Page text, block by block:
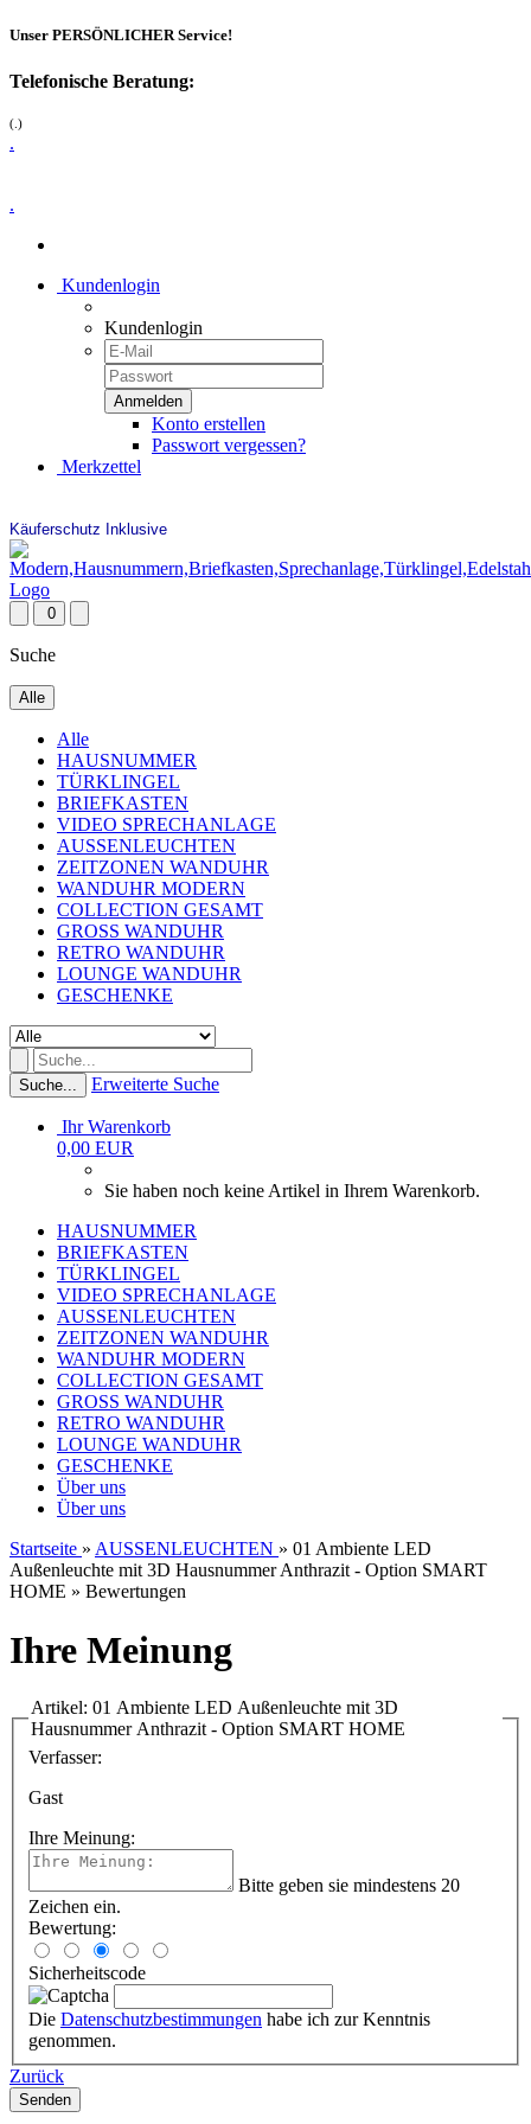
Unser PERSÖNLICHER Service!
Telefonische Beratung:
(.)
.
.
Kundenlogin
Kundenlogin
Konto erstellen
Passwort vergessen?
Merkzettel
Käuferschutz Inklusive
0
Suche
Alle
Alle
HAUSNUMMER
TÜRKLINGEL
BRIEFKASTEN
VIDEO SPRECHANLAGE
AUSSENLEUCHTEN
ZEITZONEN WANDUHR
WANDUHR MODERN
COLLECTION GESAMT
GROSS WANDUHR
RETRO WANDUHR
LOUNGE WANDUHR
GESCHENKE
Suche... Erweiterte Suche
Ihr Warenkorb
0,00 EUR
Sie haben noch keine Artikel in Ihrem Warenkorb.
HAUSNUMMER
BRIEFKASTEN
TÜRKLINGEL
VIDEO SPRECHANLAGE
AUSSENLEUCHTEN
ZEITZONEN WANDUHR
WANDUHR MODERN
COLLECTION GESAMT
GROSS WANDUHR
RETRO WANDUHR
LOUNGE WANDUHR
GESCHENKE
Über uns
Über uns
Startseite » AUSSENLEUCHTEN » 01 Ambiente LED
Außenleuchte mit 3D Hausnummer Anthrazit - Option SMART
HOME » Bewertungen
Ihre Meinung
Artikel: 01 Ambiente LED Außenleuchte mit 3D
Hausnummer Anthrazit - Option SMART HOME
Verfasser:
Gast
Ihre Meinung:
Bitte geben sie mindestens 20
Zeichen ein.
Bewertung:
Sicherheitscode
Die Datenschutzbestimmungen habe ich zur Kenntnis
genommen.
Zurück
Senden